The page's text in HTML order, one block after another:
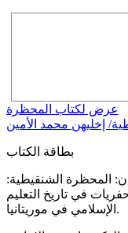
عرض لكتاب المحظرة
إخليهن محمد الأمين
بطاقة الكتاب
المحظرة الشنقيطية:
في تاريخ التعليم
الإسلامي في موريتانيا.